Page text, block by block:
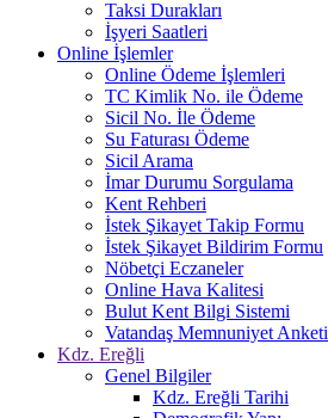
Taksi Durakları
İşyeri Saatleri
Online İşlemler
Online Ödeme İşlemleri
TC Kimlik No. ile Ödeme
Sicil No. İle Ödeme
Su Faturası Ödeme
Sicil Arama
İmar Durumu Sorgulama
Kent Rehberi
İstek Şikayet Takip Formu
İstek Şikayet Bildirim Formu
Nöbetçi Eczaneler
Online Hava Kalitesi
Bulut Kent Bilgi Sistemi
Vatandaş Memnuniyet Anketi
Kdz. Ereğli
Genel Bilgiler
Kdz. Ereğli Tarihi